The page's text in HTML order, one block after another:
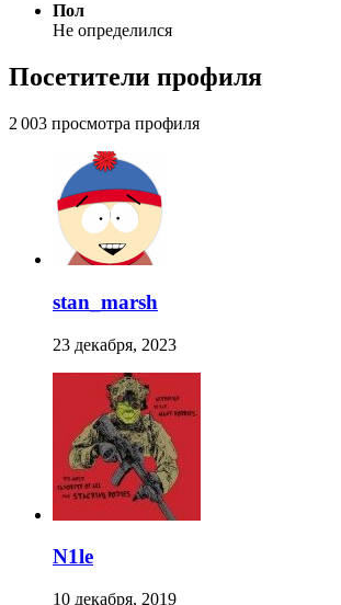
Пол
Не определился
Посетители профиля
2 003 просмотра профиля
stan_marsh
23 декабря, 2023
N1le
10 декабря, 2019